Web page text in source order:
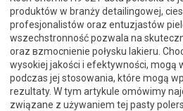
produktów w branży detailingowej,
profesjonalistów oraz entuzjastów
wszechstronność pozwala na
oraz вzmocnienie połysku lakieru.
wysokiej jakości i efektywności, mogą
podczas jej stosowania, które mogą
rezultaty. W tym artykule omówimy
związane z używaniem tej pasty